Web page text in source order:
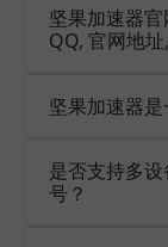
坚果加速器
QQ, 官网地
坚果加速器
是否支持多
号？